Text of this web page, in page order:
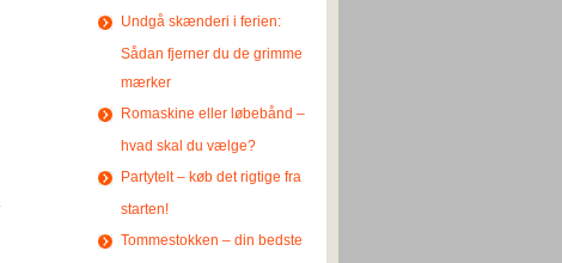
Undgå skænderi i ferien:
Sådan fjerner du de grimme
mærker
Romaskine eller løbebånd –
hvad skal du vælge?
Partytelt – køb det rigtige fra
starten!
Tommestokken – din bedste